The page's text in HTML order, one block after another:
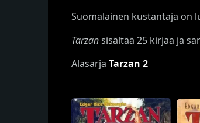
Suomalainen kustantaja on
Tarzansisältää 25 kirjaa ja
Alasarja Tarzan 2